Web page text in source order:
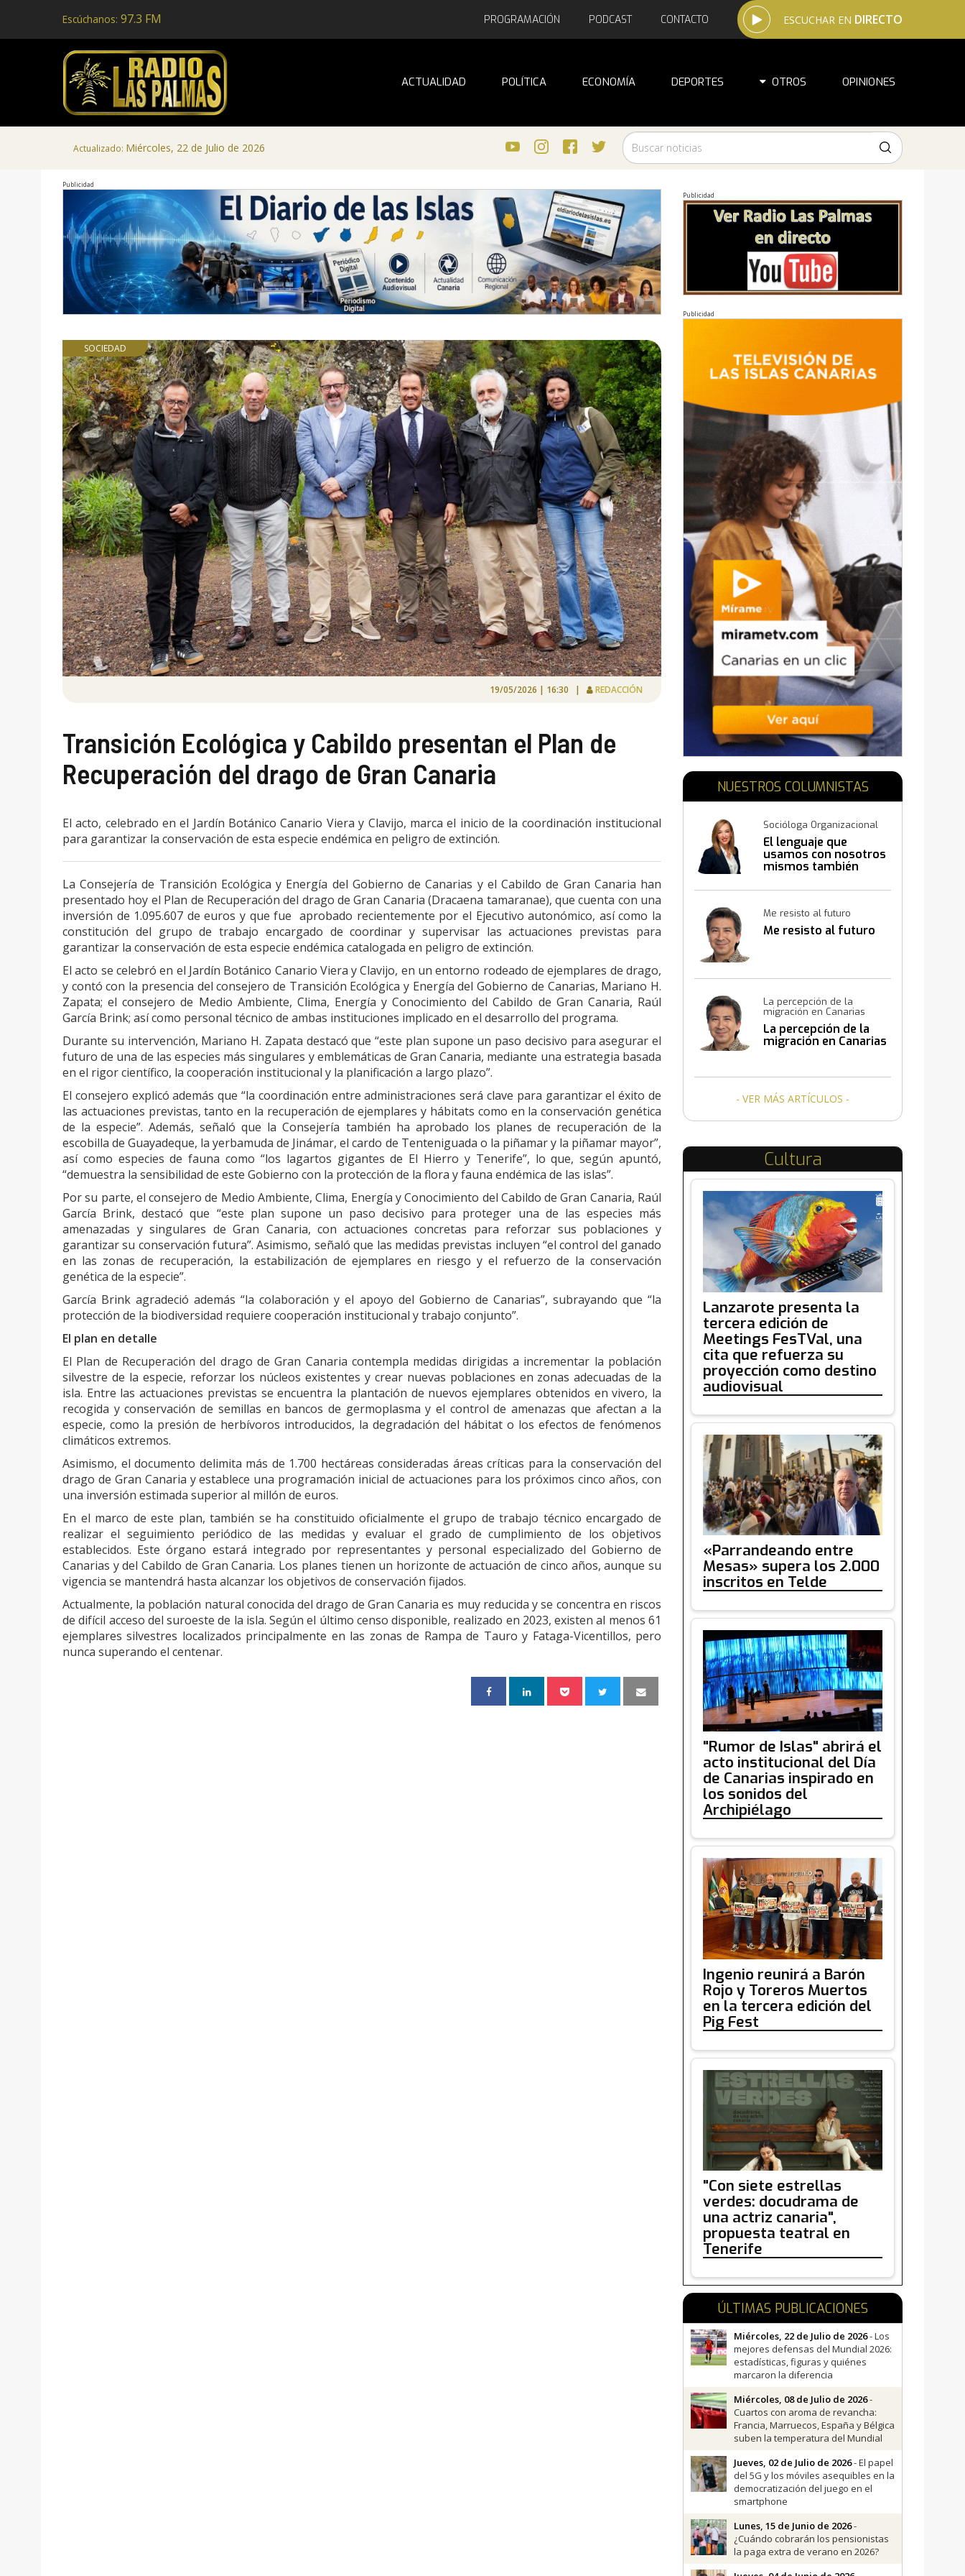
Escúchanos: 97.3 FM ESCUCHAR EN DIRECTO
PROGRAMACIÓN PODCAST CONTACTO
ACTUALIDAD POLÍTICA ECONOMÍA DEPORTES OTROS OPINIONES
Actualizado: Miércoles, 22 de Julio de 2026
Publicidad
SOCIEDAD
19/05/2026 | 16:30 | REDACCIÓN
Transición Ecológica y Cabildo presentan el Plan de
Recuperación del drago de Gran Canaria
El acto, celebrado en el Jardín Botánico Canario Viera y Clavijo, marca el inicio de la coordinación institucional
para garantizar la conservación de esta especie endémica en peligro de extinción.
La Consejería de Transición Ecológica y Energía del Gobierno de Canarias y el Cabildo de Gran Canaria han
presentado hoy el Plan de Recuperación del drago de Gran Canaria (Dracaena tamaranae), que cuenta con una
inversión de 1.095.607 de euros y que fue aprobado recientemente por el Ejecutivo autonómico, así como la
constitución del grupo de trabajo encargado de coordinar y supervisar las actuaciones previstas para
garantizar la conservación de esta especie endémica catalogada en peligro de extinción.
El acto se celebró en el Jardín Botánico Canario Viera y Clavijo, en un entorno rodeado de ejemplares de drago,
y contó con la presencia del consejero de Transición Ecológica y Energía del Gobierno de Canarias, Mariano H.
Zapata; el consejero de Medio Ambiente, Clima, Energía y Conocimiento del Cabildo de Gran Canaria, Raúl
García Brink; así como personal técnico de ambas instituciones implicado en el desarrollo del programa.
Durante su intervención, Mariano H. Zapata destacó que “este plan supone un paso decisivo para asegurar el
futuro de una de las especies más singulares y emblemáticas de Gran Canaria, mediante una estrategia basada
en el rigor científico, la cooperación institucional y la planificación a largo plazo”.
El consejero explicó además que “la coordinación entre administraciones será clave para garantizar el éxito de
las actuaciones previstas, tanto en la recuperación de ejemplares y hábitats como en la conservación genética
de la especie”. Además, señaló que la Consejería también ha aprobado los planes de recuperación de la
escobilla de Guayadeque, la yerbamuda de Jinámar, el cardo de Tenteniguada o la piñamar y la piñamar mayor”,
así como especies de fauna como “los lagartos gigantes de El Hierro y Tenerife”, lo que, según apuntó,
“demuestra la sensibilidad de este Gobierno con la protección de la flora y fauna endémica de las islas”.
Por su parte, el consejero de Medio Ambiente, Clima, Energía y Conocimiento del Cabildo de Gran Canaria, Raúl
García Brink, destacó que “este plan supone un paso decisivo para proteger una de las especies más
amenazadas y singulares de Gran Canaria, con actuaciones concretas para reforzar sus poblaciones y
garantizar su conservación futura”. Asimismo, señaló que las medidas previstas incluyen “el control del ganado
en las zonas de recuperación, la estabilización de ejemplares en riesgo y el refuerzo de la conservación
genética de la especie”.
García Brink agradeció además “la colaboración y el apoyo del Gobierno de Canarias”, subrayando que “la
protección de la biodiversidad requiere cooperación institucional y trabajo conjunto”.
El plan en detalle
El Plan de Recuperación del drago de Gran Canaria contempla medidas dirigidas a incrementar la población
silvestre de la especie, reforzar los núcleos existentes y crear nuevas poblaciones en zonas adecuadas de la
isla. Entre las actuaciones previstas se encuentra la plantación de nuevos ejemplares obtenidos en vivero, la
recogida y conservación de semillas en bancos de germoplasma y el control de amenazas que afectan a la
especie, como la presión de herbívoros introducidos, la degradación del hábitat o los efectos de fenómenos
climáticos extremos.
Asimismo, el documento delimita más de 1.700 hectáreas consideradas áreas críticas para la conservación del
drago de Gran Canaria y establece una programación inicial de actuaciones para los próximos cinco años, con
una inversión estimada superior al millón de euros.
En el marco de este plan, también se ha constituido oficialmente el grupo de trabajo técnico encargado de
realizar el seguimiento periódico de las medidas y evaluar el grado de cumplimiento de los objetivos
establecidos. Este órgano estará integrado por representantes y personal especializado del Gobierno de
Canarias y del Cabildo de Gran Canaria. Los planes tienen un horizonte de actuación de cinco años, aunque su
vigencia se mantendrá hasta alcanzar los objetivos de conservación fijados.
Actualmente, la población natural conocida del drago de Gran Canaria es muy reducida y se concentra en riscos
de difícil acceso del suroeste de la isla. Según el último censo disponible, realizado en 2023, existen al menos 61
ejemplares silvestres localizados principalmente en las zonas de Rampa de Tauro y Fataga-Vicentillos, pero
nunca superando el centenar.
Publicidad
Publicidad
NUESTROS COLUMNISTAS
Socióloga Organizacional
El lenguaje que
usamos con nosotros
mismos también
Me resisto al futuro
Me resisto al futuro
La percepción de la
migración en Canarias
La percepción de la
migración en Canarias
- VER MÁS ARTÍCULOS -
Cultura
Lanzarote presenta la
tercera edición de
Meetings FesTVal, una
cita que refuerza su
proyección como destino
audiovisual
«Parrandeando entre
Mesas» supera los 2.000
inscritos en Telde
"Rumor de Islas" abrirá el
acto institucional del Día
de Canarias inspirado en
los sonidos del
Archipiélago
Ingenio reunirá a Barón
Rojo y Toreros Muertos
en la tercera edición del
Pig Fest
"Con siete estrellas
verdes: docudrama de
una actriz canaria",
propuesta teatral en
Tenerife
ÚLTIMAS PUBLICACIONES
Miércoles, 22 de Julio de 2026- Los
mejores defensas del Mundial 2026:
estadísticas, figuras y quiénes
marcaron la diferencia
Miércoles, 08 de Julio de 2026-
Cuartos con aroma de revancha:
Francia, Marruecos, España y Bélgica
suben la temperatura del Mundial
Jueves, 02 de Julio de 2026- El papel
del 5G y los móviles asequibles en la
democratización del juego en el
smartphone
Lunes, 15 de Junio de 2026-
¿Cuándo cobrarán los pensionistas
la paga extra de verano en 2026?